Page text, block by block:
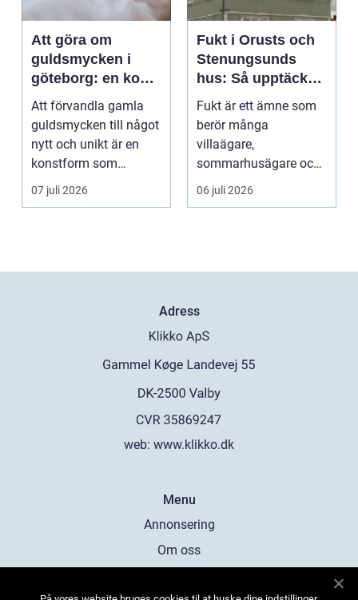
Att göra om
guldsmycken i
göteborg: en konst
att förnya det
gamla
Att förvandla gamla
guldsmycken till något
nytt och unikt är en
konstform som
kombinerar
traditionel...
07 juli 2026
Fukt i Orusts och
Stenungsunds
hus: Så upptäcker
och åtgärdar du
problemet
Fukt är ett ämne som
berör många
villaägare,
sommarhusägare och
bosta...
06 juli 2026
Adress
web: www.klikko.dk
Menu
Annonsering
Om oss